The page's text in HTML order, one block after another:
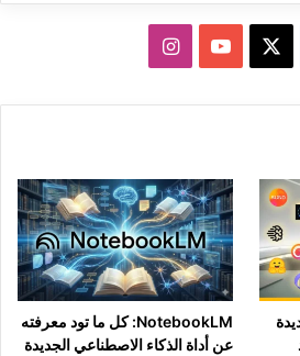
‫YouTubeانستقرام
NotebookLM: كل ما تود معرفته
عن أداة الذكاء الاصطناعي الجديدة